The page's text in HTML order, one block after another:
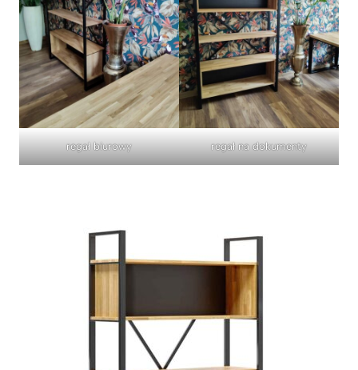
regał biurowy regał na dokumenty